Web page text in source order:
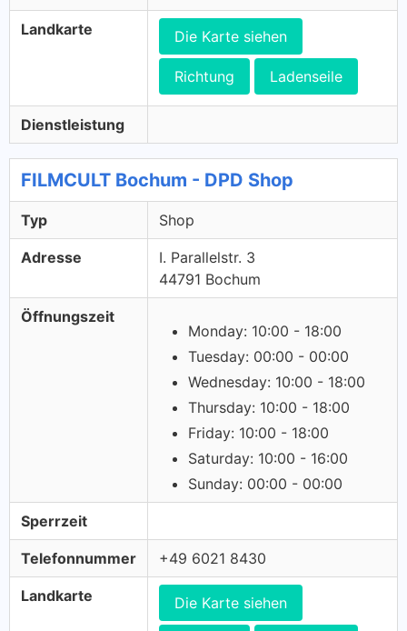
Landkarte Die Karte siehen
Richtung Ladenseile
Dienstleistung
FILMCULT Bochum - DPD Shop
Typ Shop
Adresse
I. Parallelstr. 3
44791 Bochum
Öffnungszeit
Monday: 10:00 - 18:00
Tuesday: 00:00 - 00:00
Wednesday: 10:00 - 18:00
Thursday: 10:00 - 18:00
Friday: 10:00 - 18:00
Saturday: 10:00 - 16:00
Sunday: 00:00 - 00:00
Sperrzeit
Telefonnummer +49 6021 8430
Landkarte Die Karte siehen